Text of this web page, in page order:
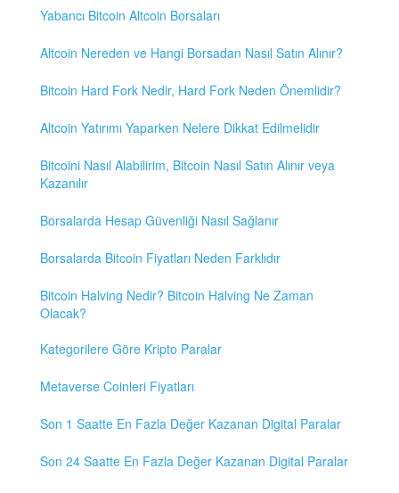
Yabancı Bitcoin Altcoin Borsaları
Altcoin Nereden ve Hangi Borsadan Nasıl Satın Alınır?
Bitcoin Hard Fork Nedir, Hard Fork Neden Önemlidir?
Altcoin Yatırımı Yaparken Nelere Dikkat Edilmelidir
Bitcoini Nasıl Alabilirim, Bitcoin Nasıl Satın Alınır veya
Kazanılır
Borsalarda Hesap Güvenliği Nasıl Sağlanır
Borsalarda Bitcoin Fiyatları Neden Farklıdır
Bitcoin Halving Nedir? Bitcoin Halving Ne Zaman
Olacak?
Kategorilere Göre Kripto Paralar
Metaverse Coinleri Fiyatları
Son 1 Saatte En Fazla Değer Kazanan Digital Paralar
Son 24 Saatte En Fazla Değer Kazanan Digital Paralar